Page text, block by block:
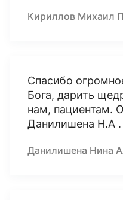
Кириллов Михаил
Спасибо
Бога, дарить
нам, пациентам.
Данилишена Н.А .
Данилишена Нина